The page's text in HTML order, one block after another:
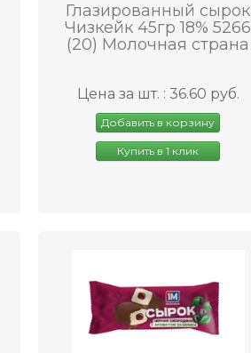
Глазированный сырок
Чизкейк 45гр 18% 5266
(20) Молочная страна
Цена за шт. : 36.60 руб.
Добавить в корзину
Купить в 1 клик